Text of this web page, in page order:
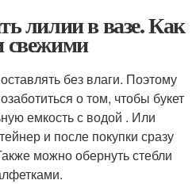
лилии в вазе. Как
свежими
без влаги. Поэтому
о том, чтобы букет
емкость с водой . Или
и после покупки сразу
можно обернуть стебли